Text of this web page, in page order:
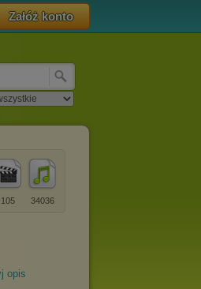
Załóż konto
34036
105
opis